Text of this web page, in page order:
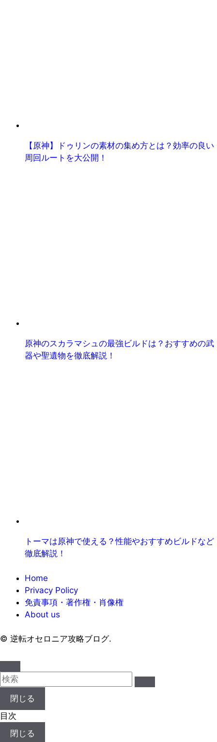
【原神】ドゥリンの素材の集め方とは？効率の良い
周回ルートを大公開！
原神のスカラマシュの最強ビルドは？おすすめの武
器や聖遺物を徹底解説！
トーマは原神で使える？性能やおすすめビルドなど
徹底解説！
Home
Privacy Policy
免責事項・著作権・肖像権
About us
© 逆転オセロニア攻略ブログ.
閉じる
目次
閉じる